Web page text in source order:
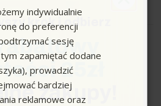
indywidualnie
do preferencji
sesję
zapamiętać dodane
prowadzić
bardziej
reklamowe oraz
krok i odbierz
25zł
zakupy!